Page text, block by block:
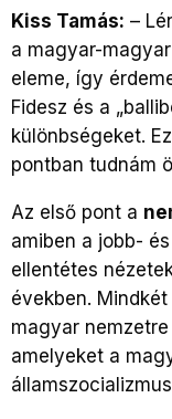
Kiss Tamás: –
a magyar-
eleme, így
Fidesz és a
különbségeket.
pontban tudnám
Az első pont a
amiben a jobb-
ellentétes
években.
magyar
amelyeket a